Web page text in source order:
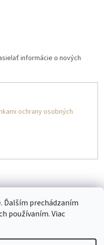
Ďalším prechádzaním
používaním. Viac
informácie o nových
ochrany osobných